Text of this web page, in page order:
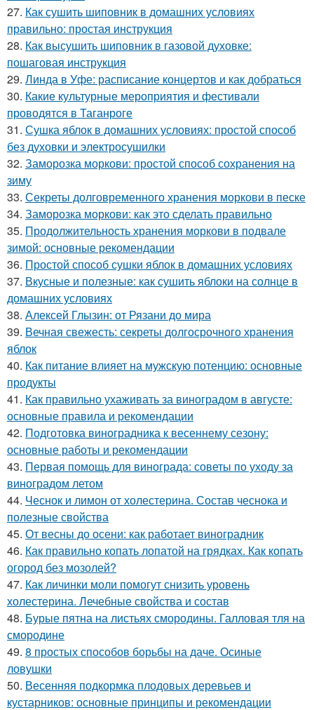
27. Как сушить шиповник в домашних условиях
правильно: простая инструкция
28. Как высушить шиповник в газовой духовке:
пошаговая инструкция
29. Линда в Уфе: расписание концертов и как добраться
30. Какие культурные мероприятия и фестивали
проводятся в Таганроге
31. Сушка яблок в домашних условиях: простой способ
без духовки и электросушилки
32. Заморозка моркови: простой способ сохранения на
зиму
33. Секреты долговременного хранения моркови в песке
34. Заморозка моркови: как это сделать правильно
35. Продолжительность хранения моркови в подвале
зимой: основные рекомендации
36. Простой способ сушки яблок в домашних условиях
37. Вкусные и полезные: как сушить яблоки на солнце в
домашних условиях
38. Алексей Глызин: от Рязани до мира
39. Вечная свежесть: секреты долгосрочного хранения
яблок
40. Как питание влияет на мужскую потенцию: основные
продукты
41. Как правильно ухаживать за виноградом в августе:
основные правила и рекомендации
42. Подготовка виноградника к весеннему сезону:
основные работы и рекомендации
43. Первая помощь для винограда: советы по уходу за
виноградом летом
44. Чеснок и лимон от холестерина. Состав чеснока и
полезные свойства
45. От весны до осени: как работает виноградник
46. Как правильно копать лопатой на грядках. Как копать
огород без мозолей?
47. Как личинки моли помогут снизить уровень
холестерина. Лечебные свойства и состав
48. Бурые пятна на листьях смородины. Галловая тля на
смородине
49. 8 простых способов борьбы на даче. Осиные
ловушки
50. Весенняя подкормка плодовых деревьев и
кустарников: основные принципы и рекомендации